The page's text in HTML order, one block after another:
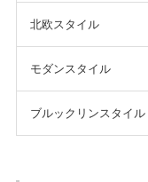
北欧スタイル
モダンスタイル
ブルックリンスタイル